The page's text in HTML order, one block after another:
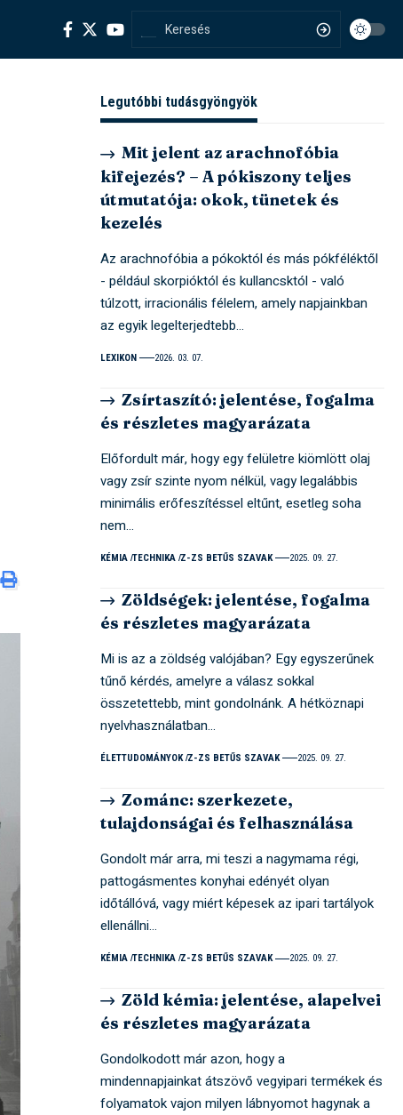
Legutóbbi tudásgyöngyök
Mit jelent az arachnofóbia
kifejezés? – A pókiszony teljes
útmutatója: okok, tünetek és
kezelés
Az arachnofóbia a pókoktól és más pókféléktől
- például skorpióktól és kullancsktól - való
túlzott, irracionális félelem, amely napjainkban
az egyik legelterjedtebb…
LEXIKON 2026. 03. 07.
Zsírtaszító: jelentése, fogalma
és részletes magyarázata
Előfordult már, hogy egy felületre kiömlött olaj
vagy zsír szinte nyom nélkül, vagy legalábbis
minimális erőfeszítéssel eltűnt, esetleg soha
nem…
KÉMIA TECHNIKA Z-ZS BETŰS SZAVAK 2025. 09. 27.
Zöldségek: jelentése, fogalma
és részletes magyarázata
Mi is az a zöldség valójában? Egy egyszerűnek
tűnő kérdés, amelyre a válasz sokkal
összetettebb, mint gondolnánk. A hétköznapi
nyelvhasználatban…
ÉLETTUDOMÁNYOK Z-ZS BETŰS SZAVAK 2025. 09. 27.
Zománc: szerkezete,
tulajdonságai és felhasználása
Gondolt már arra, mi teszi a nagymama régi,
pattogásmentes konyhai edényét olyan
időtállóvá, vagy miért képesek az ipari tartályok
ellenállni…
KÉMIA TECHNIKA Z-ZS BETŰS SZAVAK 2025. 09. 27.
Zöld kémia: jelentése, alapelvei
és részletes magyarázata
Gondolkodott már azon, hogy a
mindennapjainkat átszövő vegyipari termékek és
folyamatok vajon milyen lábnyomot hagynak a